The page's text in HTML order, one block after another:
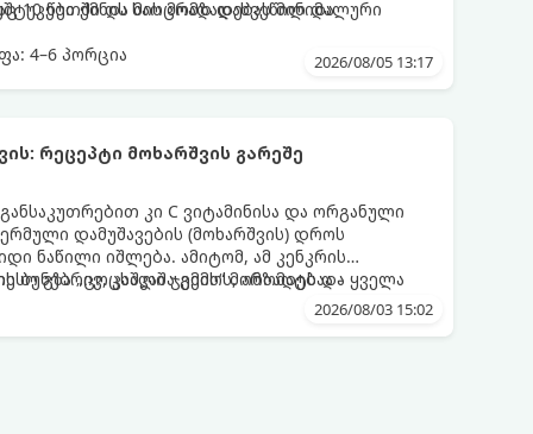
ქმნის საოცრად დახვეწილ და
10 წუთში და მის მომზადებას მინიმალური
4–6 პორცია
2026/08/05 13:17
რეცეპტი მოხარშვის გარეშე
კი C ვიტამინისა და ორგანული
დამუშავების (მოხარშვის) დროს
ნაწილი იშლება. ამიტომ, ამ კენკრის
გზა „ცოცხალი ჯემის“ მომზადებაა -
ბუნებრივ, კაშკაშა გემოს, არომატს და ყველა
2026/08/03 15:02